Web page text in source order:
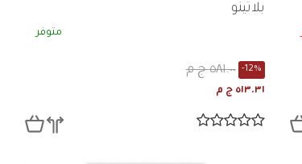
بلاتينو
متوفر
٥٨١.٠٠ ج م -12%
٥١٣.٣١ ج م